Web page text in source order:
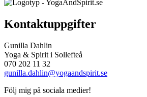
Kontaktuppgifter
Gunilla Dahlin
Yoga & Spirit i Sollefteå
070 202 11 32
gunilla.dahlin@yogaandspirit.se
Följ mig på sociala medier!